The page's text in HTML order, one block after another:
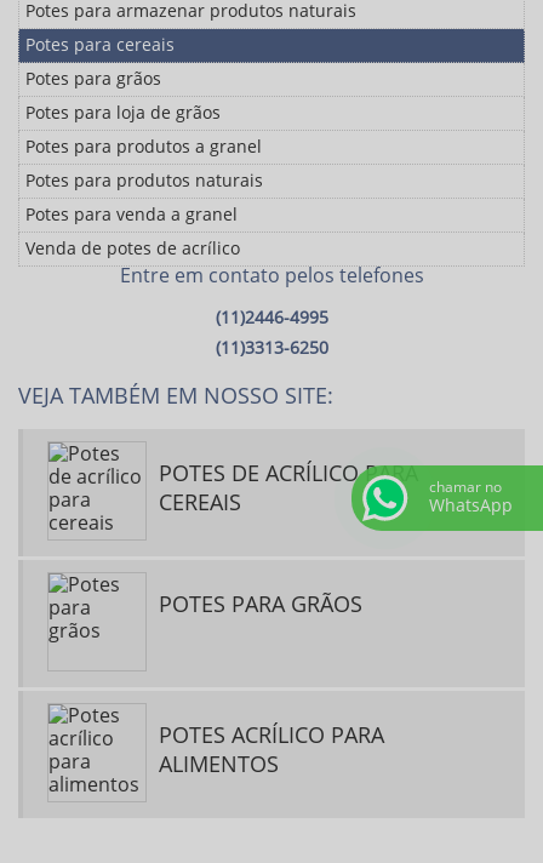
Potes para armazenar produtos naturais
Potes para cereais
Potes para grãos
Potes para loja de grãos
Potes para produtos a granel
Potes para produtos naturais
Potes para venda a granel
Venda de potes de acrílico
Entre em contato pelos telefones
(11)2446-4995
(11)3313-6250
VEJA TAMBÉM EM NOSSO SITE:
POTES DE ACRÍLICO PARA
CEREAIS
POTES PARA GRÃOS
POTES ACRÍLICO PARA
ALIMENTOS
chamar no
WhatsApp